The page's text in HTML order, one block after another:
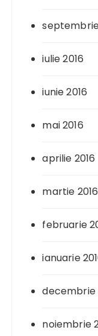
iulie 2016
iunie 2016
mai 2016
aprilie 2016
martie 2016
februarie
ianuarie
decembrie
noiembrie